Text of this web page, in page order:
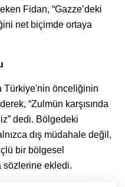
Fidan, “Gazze’deki
net biçimde ortaya
Türkiye'nin önceliğinin
“Zulmün karşısında
dedi. Bölgedeki
dış müdahale değil,
bir bölgesel
sözlerine ekledi.